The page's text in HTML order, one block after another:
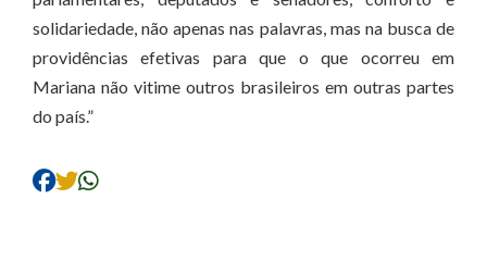
solidariedade, não apenas nas palavras, mas na busca de
providências efetivas para que o que ocorreu em
Mariana não vitime outros brasileiros em outras partes
do país.”